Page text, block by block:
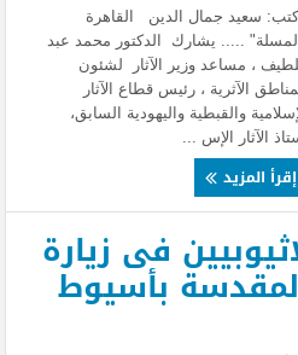
سعيد جمال الدين القاهرة
..... يشارك الدكتور محمد عبد
، مساعد وزير الآثار لشئون
الآثرية ، رئيس قطاع الآثار
والقبطية واليهودية السابق،
الآثار الإس ...
إقرأ المزيد
فى زيارة
بأسيوط